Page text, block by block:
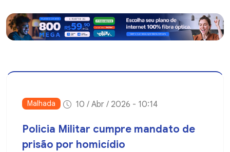
Malhada 10 / Abr / 2026 - 10:14
Policia Militar cumpre mandato de
prisão por homicídio